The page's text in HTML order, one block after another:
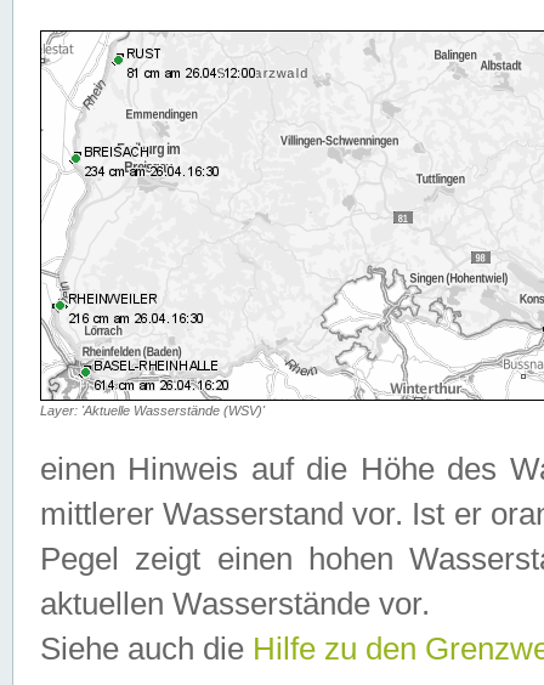
Layer: 'Aktuelle Wasserstände (WSV)'
einen Hinweis auf die Höhe des
mittlerer Wasserstand vor. Ist er
Pegel zeigt einen hohen
aktuellen Wasserstände vor.
Siehe auch die Hilfe zu den